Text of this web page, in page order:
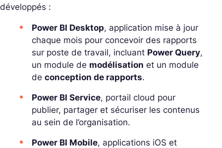
développés :
Power BI Desktop, application mise à jour
chaque mois pour concevoir des rapports
sur poste de travail, incluant Power Query,
un module de modélisation et un module
de conception de rapports.
Power BI Service, portail cloud pour
publier, partager et sécuriser les contenus
au sein de l’organisation.
Power BI Mobile, applications iOS et